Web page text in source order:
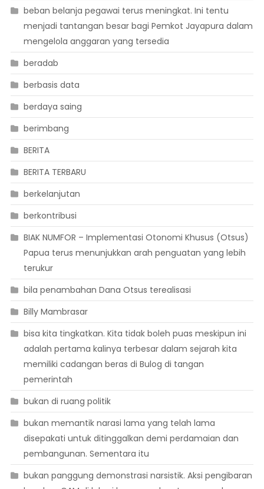
beban belanja pegawai terus meningkat. Ini tentu
menjadi tantangan besar bagi Pemkot Jayapura dalam
mengelola anggaran yang tersedia
beradab
berbasis data
berdaya saing
berimbang
BERITA
BERITA TERBARU
berkelanjutan
berkontribusi
BIAK NUMFOR – Implementasi Otonomi Khusus (Otsus)
Papua terus menunjukkan arah penguatan yang lebih
terukur
bila penambahan Dana Otsus terealisasi
Billy Mambrasar
bisa kita tingkatkan. Kita tidak boleh puas meskipun ini
adalah pertama kalinya terbesar dalam sejarah kita
memiliki cadangan beras di Bulog di tangan
pemerintah
bukan di ruang politik
bukan memantik narasi lama yang telah lama
disepakati untuk ditinggalkan demi perdamaian dan
pembangunan. Sementara itu
bukan panggung demonstrasi narsistik. Aksi pengibaran